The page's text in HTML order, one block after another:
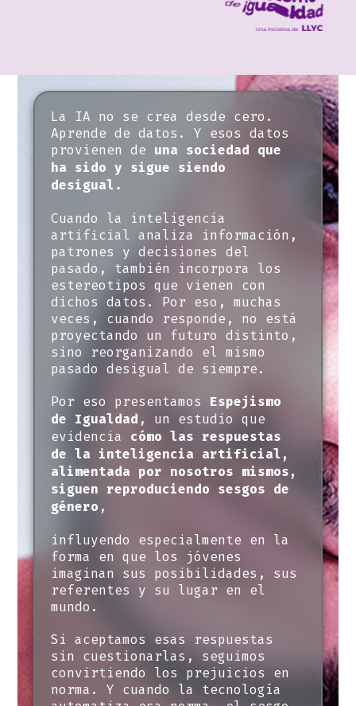
La IA no se crea desde cero.
Aprende de datos. Y esos datos
provienen de una sociedad que
ha sido y sigue siendo
desigual.
Cuando la inteligencia
artificial analiza información,
patrones y decisiones del
pasado, también incorpora los
estereotipos que vienen con
dichos datos. Por eso, muchas
veces, cuando responde, no está
proyectando un futuro distinto,
sino reorganizando el mismo
pasado desigual de siempre.
Por eso presentamos Espejismo
de Igualdad , un estudio que
evidencia cómo las respuestas
de la inteligencia artificial,
alimentada por nosotros mismos,
siguen reproduciendo sesgos de
género ,
influyendo especialmente en la
forma en que los jóvenes
imaginan sus posibilidades, sus
referentes y su lugar en el
mundo.
Si aceptamos esas respuestas
sin cuestionarlas, seguimos
convirtiendo los prejuicios en
norma. Y cuando la tecnología